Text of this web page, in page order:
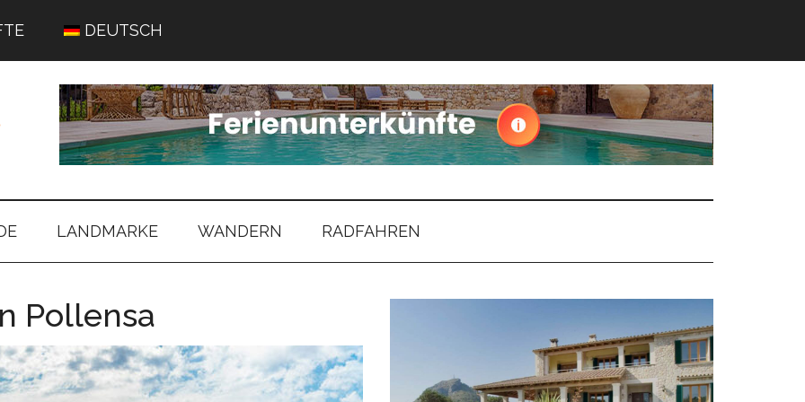
DEUTSCH
LANDMARKE WANDERN RADFAHREN
Pollensa